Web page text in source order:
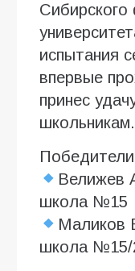
Сибирского
испытания
впервые
принес
школьникам.
Велижев
школа №15
Маликов
школа №15/